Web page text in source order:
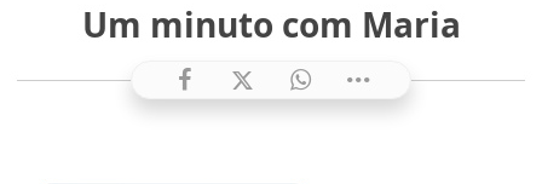
Um minuto com Maria